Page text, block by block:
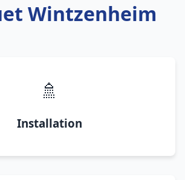
Wintzenheim
🚿
Installation